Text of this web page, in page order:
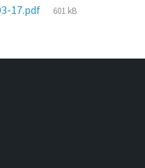
17.pdf
File
601 kB